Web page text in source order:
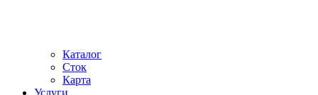
Каталог
Сток
Карта